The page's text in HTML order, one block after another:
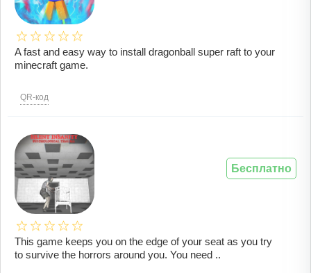
A fast and easy way to install dragonball super raft to your
minecraft game.
QR-код
This game keeps you on the edge of your seat as you try
to survive the horrors around you. You need ..
Бесплатно